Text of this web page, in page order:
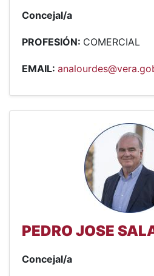
Concejal/a
PROFESIÓN: COMERCIAL
EMAIL:
PEDRO JOSE
Concejal/a